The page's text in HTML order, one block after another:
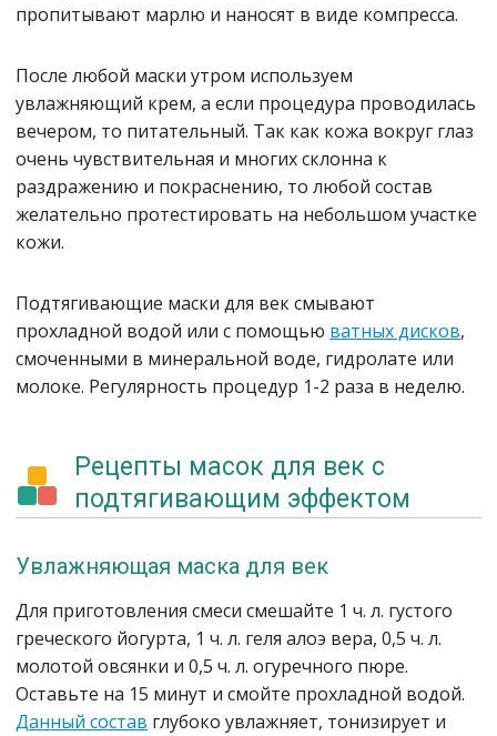
пропитывают марлю и наносят в виде компресса.
После любой маски утром используем
увлажняющий крем, а если процедура проводилась
вечером, то питательный. Так как кожа вокруг глаз
очень чувствительная и многих склонна к
раздражению и покраснению, то любой состав
желательно протестировать на небольшом участке
кожи.
Подтягивающие маски для век смывают
прохладной водой или с помощью ватных дисков,
смоченными в минеральной воде, гидролате или
молоке. Регулярность процедур 1-2 раза в неделю.
Рецепты масок для век с
подтягивающим эффектом
Увлажняющая маска для век
Для приготовления смеси смешайте 1 ч. л. густого
греческого йогурта, 1 ч. л. геля алоэ вера, 0,5 ч. л.
молотой овсянки и 0,5 ч. л. огуречного пюре.
Оставьте на 15 минут и смойте прохладной водой.
Данный состав глубоко увлажняет, тонизирует и